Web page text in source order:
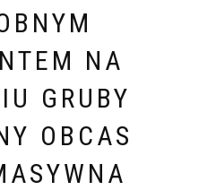
NA
GRUBY
OBCAS